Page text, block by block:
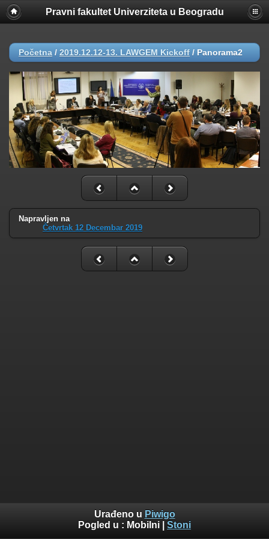
Pravni fakultet Univerziteta u Beogradu
Početna / 2019.12.12-13. LAWGEM Kickoff / Panorama2
Napravljen na
Četvrtak 12 Decembar 2019
Urađeno u Piwigo
Pogled u : Mobilni Stoni